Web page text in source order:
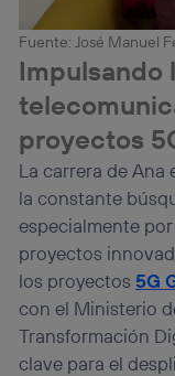
Fuente: José Manuel
Impulsando
proyectos
La carrera de
la constante
especialmente
proyectos
los proyectos 5G
con el Ministerio
Transformación
clave para el